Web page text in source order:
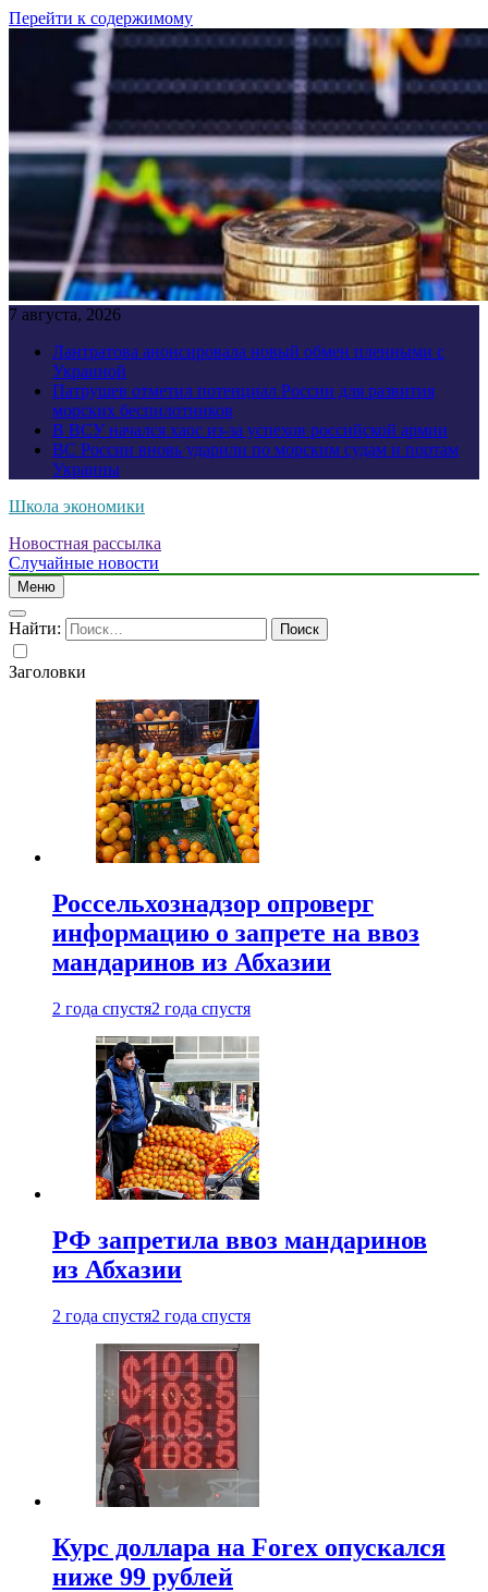
Перейти к содержимому
7 августа, 2026
Лантратова анонсировала новый обмен пленными с
Украиной
Патрушев отметил потенциал России для развития
морских беспилотников
В ВСУ начался хаос из-за успехов российской армии
ВС России вновь ударили по морским судам и портам
Украины
Школа экономики
Новостная рассылка
Случайные новости
Меню
Найти:
Заголовки
Россельхознадзор опроверг
информацию о запрете на ввоз
мандаринов из Абхазии
2 года спустя2 года спустя
РФ запретила ввоз мандаринов
из Абхазии
2 года спустя2 года спустя
Курс доллара на Forex опускался
ниже 99 рублей